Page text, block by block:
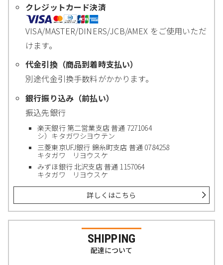
クレジットカード決済
VISA/MASTER/DINERS/JCB/AMEX をご使用いただ
けます。
代金引換（商品到着時支払い）
別途代金引換手数料がかかります。
銀行振り込み（前払い）
振込先銀行
楽天銀行 第二営業支店 普通 7271064
シ）キタガワシヨウテン
三菱東京UFJ銀行 錦糸町支店 普通 0784258
キタガワ リヨウスケ
みずほ銀行 北沢支店 普通 1157064
キタガワ リヨウスケ
詳しくはこちら
SHIPPING
配達について